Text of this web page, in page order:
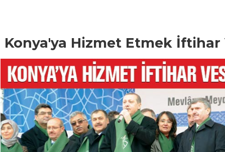
Konya'ya Hizmet Etmek İftihar